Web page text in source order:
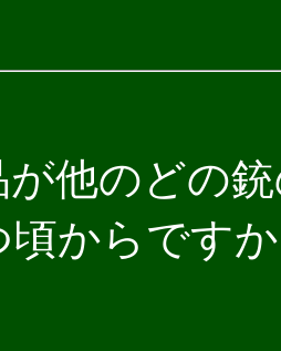
他のどの
頃からです